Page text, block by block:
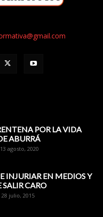
POR LA VIDA
ABURRÁ
13 agosto, 2020
INJURIAR EN MEDIOS Y
SALIR CARO
28 julio, 2015